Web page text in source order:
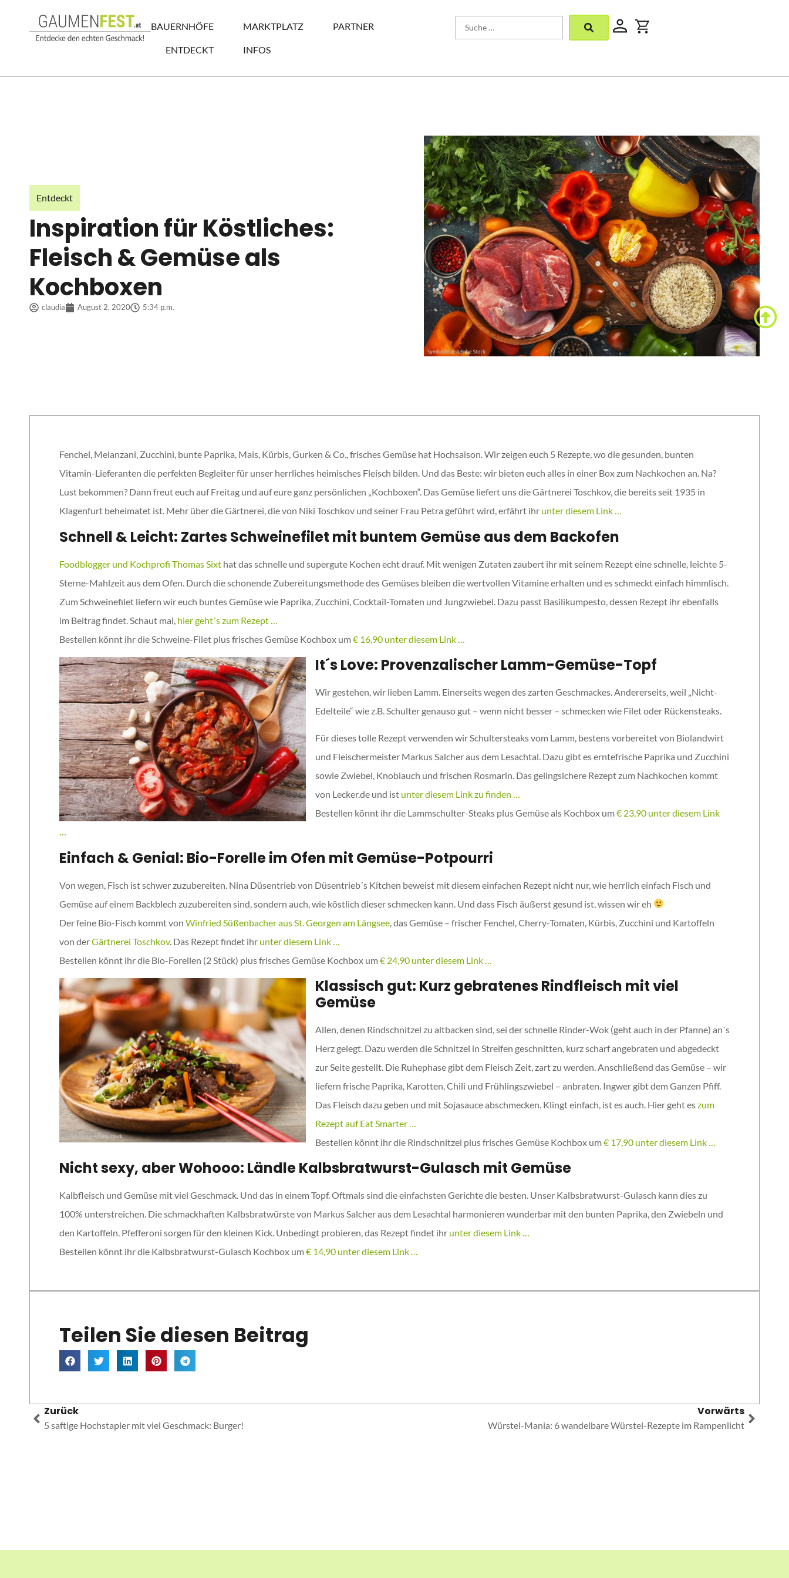
BAUERNHÖFE MARKTPLATZ PARTNER
ENTDECKT INFOS
Entdeckt
Inspiration für Köstliches:
Fleisch & Gemüse als
Kochboxen
claudia August 2, 2020 5:34 p.m.
Fenchel, Melanzani, Zucchini, bunte Paprika, Mais, Kürbis, Gurken & Co., frisches Gemüse hat Hochsaison. Wir zeigen euch 5 Rezepte, wo die gesunden, bunten
Vitamin-Lieferanten die perfekten Begleiter für unser herrliches heimisches Fleisch bilden. Und das Beste: wir bieten euch alles in einer Box zum Nachkochen an. Na?
Lust bekommen? Dann freut euch auf Freitag und auf eure ganz persönlichen „Kochboxen“. Das Gemüse liefert uns die Gärtnerei Toschkov, die bereits seit 1935 in
Klagenfurt beheimatet ist. Mehr über die Gärtnerei, die von Niki Toschkov und seiner Frau Petra geführt wird, erfährt ihr unter diesem Link …
Schnell & Leicht: Zartes Schweinefilet mit buntem Gemüse aus dem Backofen
Foodblogger und Kochprofi Thomas Sixt hat das schnelle und supergute Kochen echt drauf. Mit wenigen Zutaten zaubert ihr mit seinem Rezept eine schnelle, leichte 5-
Sterne-Mahlzeit aus dem Ofen. Durch die schonende Zubereitungsmethode des Gemüses bleiben die wertvollen Vitamine erhalten und es schmeckt einfach himmlisch.
Zum Schweinefilet liefern wir euch buntes Gemüse wie Paprika, Zucchini, Cocktail-Tomaten und Jungzwiebel. Dazu passt Basilikumpesto, dessen Rezept ihr ebenfalls
im Beitrag findet. Schaut mal, hier geht´s zum Rezept …
Bestellen könnt ihr die Schweine-Filet plus frisches Gemüse Kochbox um€ 16,90 unter diesem Link …
It´s Love: Provenzalischer Lamm-Gemüse-Topf
Wir gestehen, wir lieben Lamm. Einerseits wegen des zarten Geschmackes. Andererseits, weil „Nicht-
Edelteile“ wie z.B. Schulter genauso gut – wenn nicht besser – schmecken wie Filet oder Rückensteaks.
Für dieses tolle Rezept verwenden wir Schultersteaks vom Lamm, bestens vorbereitet von Biolandwirt
und Fleischermeister Markus Salcher aus dem Lesachtal. Dazu gibt es erntefrische Paprika und Zucchini
sowie Zwiebel, Knoblauch und frischen Rosmarin. Das gelingsichere Rezept zum Nachkochen kommt
von Lecker.de und ist unter diesem Link zu finden …
Bestellen könnt ihr die Lammschulter-Steaks plus Gemüse als Kochbox um€ 23,90 unter diesem Link
…
Einfach & Genial: Bio-Forelle im Ofen mit Gemüse-Potpourri
Von wegen, Fisch ist schwer zuzubereiten. Nina Düsentrieb von Düsentrieb´s Kitchen beweist mit diesem einfachen Rezept nicht nur, wie herrlich einfach Fisch und
Gemüse auf einem Backblech zuzubereiten sind, sondern auch, wie köstlich dieser schmecken kann. Und dass Fisch äußerst gesund ist, wissen wir eh
Der feine Bio-Fisch kommt von Winfried Süßenbacher aus St. Georgen am Längsee , das Gemüse – frischer Fenchel, Cherry-Tomaten, Kürbis, Zucchini und Kartoffeln
von derGärtnerei Toschkov. Das Rezept findet ihr unter diesem Link …
Bestellen könnt ihr die Bio-Forellen (2 Stück) plus frisches Gemüse Kochbox um€ 24,90 unter diesem Link …
Klassisch gut: Kurz gebratenes Rindfleisch mit viel
Gemüse
Allen, denen Rindschnitzel zu altbacken sind, sei der schnelle Rinder-Wok (geht auch in der Pfanne) an´s
Herz gelegt. Dazu werden die Schnitzel in Streifen geschnitten, kurz scharf angebraten und abgedeckt
zur Seite gestellt. Die Ruhephase gibt dem Fleisch Zeit, zart zu werden. Anschließend das Gemüse – wir
liefern frische Paprika, Karotten, Chili und Frühlingszwiebel – anbraten. Ingwer gibt dem Ganzen Pfiff.
Das Fleisch dazu geben und mit Sojasauce abschmecken. Klingt einfach, ist es auch. Hier geht eszum
Rezept auf Eat Smarter …
Bestellen könnt ihr die Rindschnitzel plus frisches Gemüse Kochbox um€ 17,90 unter diesem Link …
Nicht sexy, aber Wohooo: Ländle Kalbsbratwurst-Gulasch mit Gemüse
Kalbfleisch und Gemüse mit viel Geschmack. Und das in einem Topf. Oftmals sind die einfachsten Gerichte die besten. Unser Kalbsbratwurst-Gulasch kann dies zu
100% unterstreichen. Die schmackhaften Kalbsbratwürste von Markus Salcher aus dem Lesachtal harmonieren wunderbar mit den bunten Paprika, den Zwiebeln und
den Kartoffeln. Pfefferoni sorgen für den kleinen Kick. Unbedingt probieren, das Rezept findet ihr unter diesem Link …
Bestellen könnt ihr die Kalbsbratwurst-Gulasch Kochbox um€ 14,90 unter diesem Link …
Teilen Sie diesen Beitrag
Zurück
5 saftige Hochstapler mit viel Geschmack: Burger!
Vorwärts
Würstel-Mania: 6 wandelbare Würstel-Rezepte im Rampenlicht